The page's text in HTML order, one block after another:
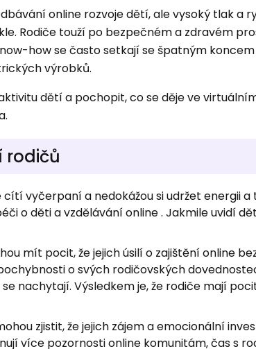
online rozvoje dětí, ale vysoký tlak a
Rodiče touží po bezpečném a zdravém
how se často setkají se špatným
výrobků.
dětí a pochopit, co se děje ve
rodičů
cítí vyčerpaní a nedokážou si udržet energii a
o děti a vzdělávání online . Jakmile uvidí
mít pocit, že jejich úsilí o zajištění online
o svých rodičovských
nachytají. Výsledkem je, že rodiče mají
zjistit, že jejich zájem a emocionální
více pozornosti online komunitám, čas s